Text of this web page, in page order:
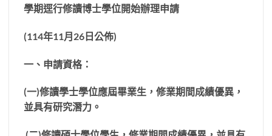
學期逕行修讀博士學位開始辦理申請
(114年11月26日公佈)
一、申請資格：
(一)修讀學士學位應屆畢業生，修業期間成績優異，
並具有研究潛力。